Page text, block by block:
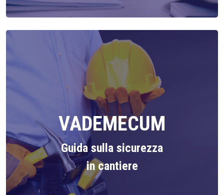
VADEMECUM
Guida sulla sicurezza
in cantiere